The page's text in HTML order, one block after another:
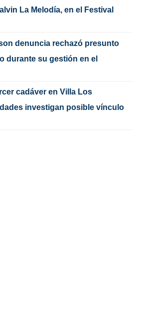
La Melodía, en el Festival
denuncia rechazó presunto
durante su gestión en el
cadáver en Villa Los
investigan posible vínculo